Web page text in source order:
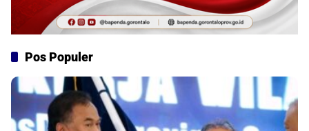
Pos Populer